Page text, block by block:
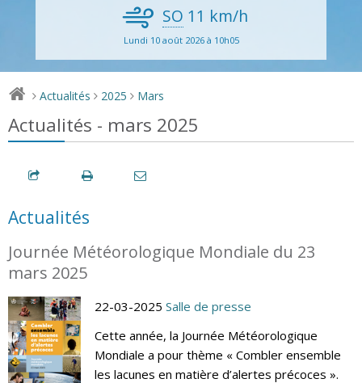
SO 11 km/h
Lundi 10 août 2026 à 10h05
> Actualités > 2025 > Mars
Actualités - mars 2025
Actualités
Journée Météorologique Mondiale du 23
mars 2025
22-03-2025 Salle de presse
Cette année, la Journée Météorologique
Mondiale a pour thème « Combler ensemble
les lacunes en matière d’alertes précoces ».